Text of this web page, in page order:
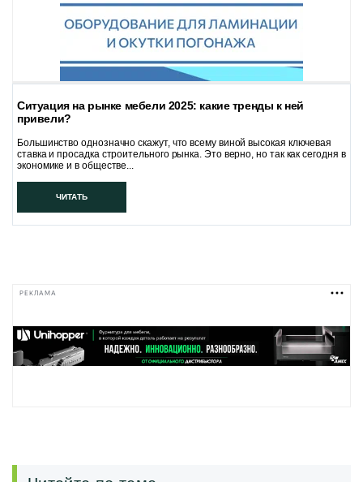
Ситуация на рынке мебели 2025: какие тренды к ней
привели?
Большинство однозначно скажут, что всему виной высокая ключевая
ставка и просадка строительного рынка. Это верно, но так как сегодня в
экономике и в обществе...
ЧИТАТЬ
РЕКЛАМА